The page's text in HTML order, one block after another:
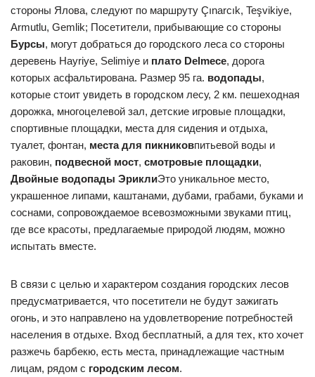
стороны Ялова, следуют по маршруту Çınarcık, Teşvikiye,
Armutlu, Gemlik; Посетители, прибывающие со стороны
Бурсы, могут добраться до городского леса со стороны
деревень Hayriye, Selimiye и плато Delmece, дорога
которых асфальтирована. Размер 95 га. водопады,
которые стоит увидеть в городском лесу, 2 км. пешеходная
дорожка, многоцелевой зал, детские игровые площадки,
спортивные площадки, места для сидения и отдыха,
туалет, фонтан, места для пикниковпитьевой воды и
раковин, подвесной мост, смотровые площадки,
Двойные водопады ЭриклиЭто уникальное место,
украшенное липами, каштанами, дубами, грабами, буками и
соснами, сопровождаемое всевозможными звуками птиц,
где все красоты, предлагаемые природой людям, можно
испытать вместе.
В связи с целью и характером создания городских лесов
предусматривается, что посетители не будут зажигать
огонь, и это направлено на удовлетворение потребностей
населения в отдыхе. Вход бесплатный, а для тех, кто хочет
разжечь барбекю, есть места, принадлежащие частным
лицам, рядом с городским лесом.